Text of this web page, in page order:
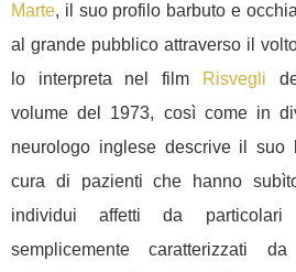
Marte, il suo profilo barbuto e
al grande pubblico attraverso il
lo interpreta nel film
Risvegli
volume del 1973, così come in
neurologo inglese descrive il
cura di pazienti che hanno
individui affetti da
semplicemente caratterizzati